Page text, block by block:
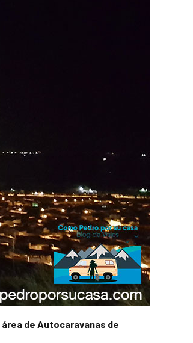
área de Autocaravanas de